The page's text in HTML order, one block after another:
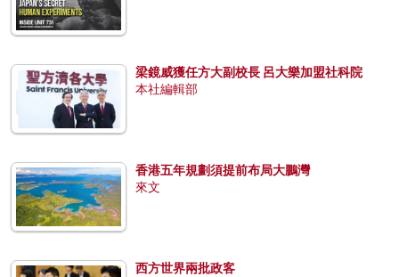
梁鏡威獲任方大副校長 呂大樂加盟社科院
本社編輯部
香港五年規劃須提前布局大鵬灣
來文
西方世界兩批政客